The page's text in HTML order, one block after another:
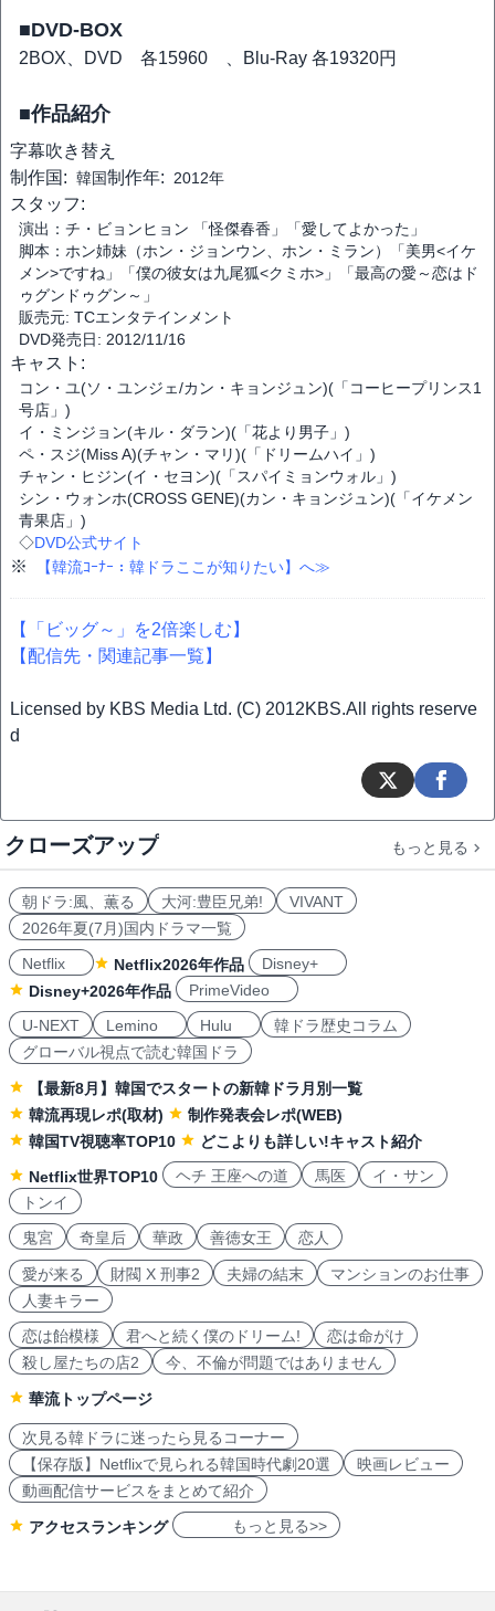
■DVD-BOX
2BOX、DVD 各15960 、Blu-Ray 各19320円
■作品紹介
字幕吹き替え
制作国: 韓国制作年: 2012年
スタッフ:
演出：チ・ビョンヒョン 「怪傑春香」「愛してよかった」
脚本：ホン姉妹（ホン・ジョンウン、ホン・ミラン）「美男<イケ
メン>ですね」「僕の彼女は九尾狐<クミホ>」「最高の愛～恋はド
ゥグンドゥグン～」
販売元: TCエンタテインメント
DVD発売日: 2012/11/16
キャスト:
コン・ユ(ソ・ユンジェ/カン・キョンジュン)(「コーヒープリンス1
号店」)
イ・ミンジョン(キル・ダラン)(「花より男子」)
ペ・スジ(Miss A)(チャン・マリ)(「ドリームハイ」)
チャン・ヒジン(イ・セヨン)(「スパイミョンウォル」)
シン・ウォンホ(CROSS GENE)(カン・キョンジュン)(「イケメン
青果店」)
◇DVD公式サイト
※ 【韓流ｺｰﾅｰ：韓ドラここが知りたい】へ≫
【「ビッグ～」を2倍楽しむ】
【配信先・関連記事一覧】
Licensed by KBS Media Ltd. (C) 2012KBS.All rights reserve
d
クローズアップ もっと見る
朝ドラ:風、薫る 大河:豊臣兄弟!
VIVANT
2026年夏(7月)国内ドラマ一覧
Netflix
Netflix2026年作品
Disney+
Disney+2026年作品
PrimeVideo
U-NEXT
Lemino Hulu
韓ドラ歴史コラム
グローバル視点で読む韓国ドラ
【最新8月】韓国でスタートの新韓ドラ月別一覧
韓流再現レポ(取材)
制作発表会レポ(WEB)
韓国TV視聴率TOP10
どこよりも詳しい!キャスト紹介
Netflix世界TOP10
ヘチ 王座への道 馬医
イ・サン
トンイ
鬼宮
奇皇后 華政 善徳女王 恋人
愛が来る 財閥 X 刑事2 夫婦の結末
マンションのお仕事
人妻キラー
恋は飴模様
君へと続く僕のドリーム!
恋は命がけ
殺し屋たちの店2
今、不倫が問題ではありません
華流トップページ
次見る韓ドラに迷ったら見るコーナー
【保存版】Netflixで見られる韓国時代劇20選
映画レビュー
動画配信サービスをまとめて紹介
アクセスランキング もっと見る>>